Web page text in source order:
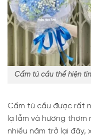
Cẩm tú cầu thể hiện
Cẩm tú cầu được rất
lạ lẫm và hương
nhiều năm trở lại